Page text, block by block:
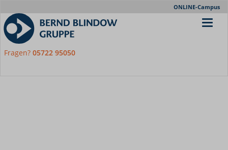
Nav
ONLINE-Campus
Fragen? 05722 95050